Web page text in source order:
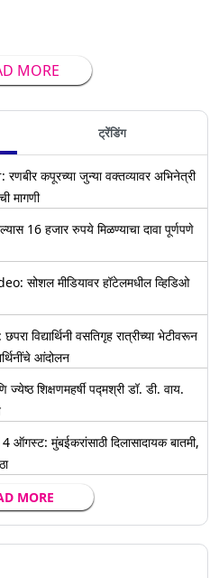
MORE
ट्रेंडिंग
कपूरच्या जुन्या वक्तव्यावर अभिनेत्री
मागणी
16 हजार रुपये मिळण्याचा दावा पूर्णपणे
सोशल मीडियावर हॉटेलमधील व्हिडिओ
वसतिगृह रात्रीच्या भेटीवरून
आंदोलन
शिक्षणमहर्षी पद्मश्री डॉ. डी. वाय.
ऑगस्ट: मुंबईकरांसाठी दिलासादायक बातमी,
MORE